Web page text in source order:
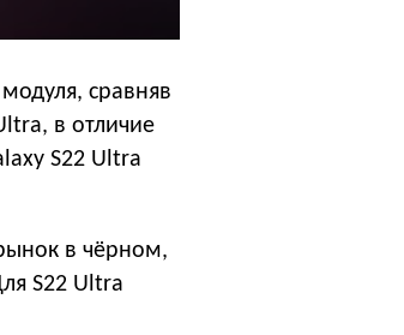
сравняв
в отличие
S22 Ultra
в чёрном,
S22 Ultra